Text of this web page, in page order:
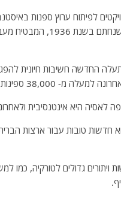
לפיתוח ערוץ ספנות
למחלוקת סביב הסכם
החדשה חשיבות חיונית
מ- 38,000 ספינות.
לאסיה היא אינטנסיבית
חדשות טובות עבור ארצות
ויתורים גדולים לטורקיה,